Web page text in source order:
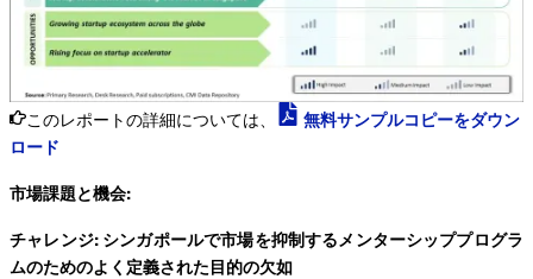
このレポートの詳細については、
無料サンプルコピーをダウン
ロード
市場課題と機会:
チャレンジ: シンガポールで市場を抑制するメンターシッププログラ
ムのためのよく定義された目的の欠如